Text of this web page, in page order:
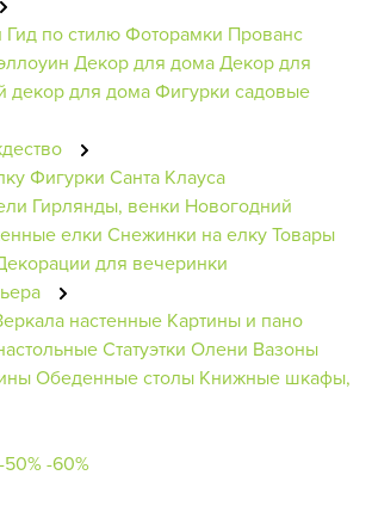
Гид по стилюФоторамки Прованс
Декор для домаДекор для
декор для домаФигурки садовые
Фигурки Санта Клауса
Гирлянды, венки Новогодний
елки Снежинки на елкуТовары
для вечеринки
настенные Картины и пано
Статуэтки Олени Вазоны
Обеденные столы Книжные шкафы,
-50%-60%